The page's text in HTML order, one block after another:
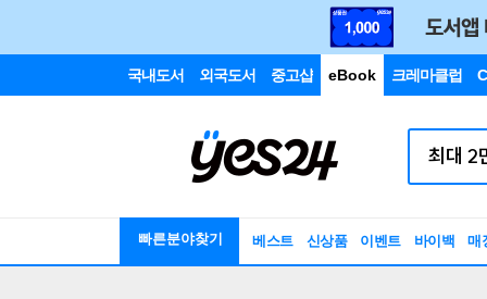
국내도서 외국도서 중고샵 eBook 크레마클럽
빠른분야찾기 베스트 신상품 이벤트 바이백 매